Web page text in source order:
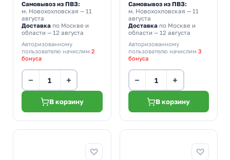
Самовывоз из ПВЗ:
м. Новохохловская — 11
августа
Доставка по Москве и
области — 12 августа
Авторизованному
пользователю начислим 2
бонуса
− +
В корзину
Самовывоз из ПВЗ:
м. Новохохловская — 11
августа
Доставкапо Москве и
области — 12 августа
Авторизованному
пользователю начислим 3
бонуса
− +
В корзину